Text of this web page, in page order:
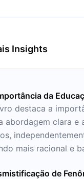
Insights
da
destaca a
abordagem clara e
mais racional e
de